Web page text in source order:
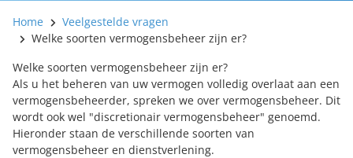
Home
Veelgestelde vragen
Welke soorten vermogensbeheer zijn er?
Welke soorten vermogensbeheer zijn er?
Als u het beheren van uw vermogen volledig overlaat aan een
vermogensbeheerder, spreken we over vermogensbeheer. Dit
wordt ook wel "discretionair vermogensbeheer" genoemd.
Hieronder staan de verschillende soorten van
vermogensbeheer en dienstverlening.